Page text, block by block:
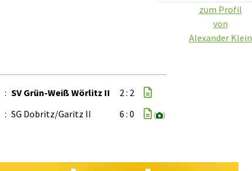
zum Profil
von
Alexander Klein
: SV Grün-Weiß Wörlitz II
2 : 2
: SG Dobritz/Garitz II 6 : 0 ( )